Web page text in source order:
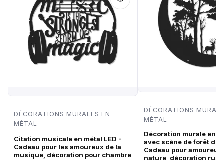
DÉCORATIONS MURALES EN
MÉTAL
Citation musicale en métal LED -
Cadeau pour les amoureux de la
musique, décoration pour chambre
DÉCORATIONS
MÉTAL
Décoration murale en
avec scène de forêt de
Cadeau pour amoureux
nature, décoration